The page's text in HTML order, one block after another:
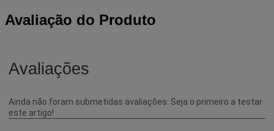
Avaliação do Produto